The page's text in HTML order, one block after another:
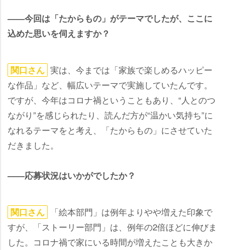
――今回は「たからもの」がテーマでしたが、ここに
込めた思いを伺えますか？
関口さん 実は、今までは「家族で楽しめるハッピー
な作品」など、幅広いテーマで実施していたんです。
ですが、今年はコロナ禍ということもあり、“人とのつ
ながり”を感じられたり、読んだ方が“温かい気持ち”に
なれるテーマをと考え、「たからもの」にさせていた
だきました。
――応募状況はいかがでしたか？
関口さん
「絵本部門」は例年よりやや増えた印象で
すが、「ストーリー部門」は、例年の2倍ほどに伸びま
した。コロナ禍で家にいる時間が増えたことも大きか